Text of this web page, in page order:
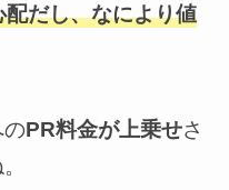
だし、なにより値
PR料金が上乗せさ